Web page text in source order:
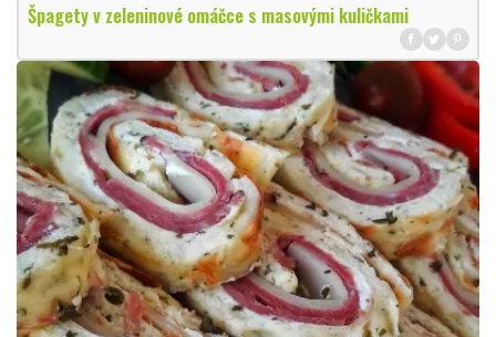
Špagety v zeleninové omáčce s masovými kuličkami